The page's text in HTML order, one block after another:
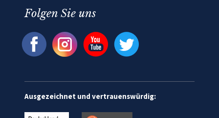
Folgen Sie uns
Ausgezeichnet und vertrauenswürdig: